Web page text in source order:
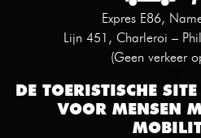
Expres E86,
Lijn 451, Charleroi –
(Geen verkeer
DE TOERISTISCHE
VOOR MENSEN